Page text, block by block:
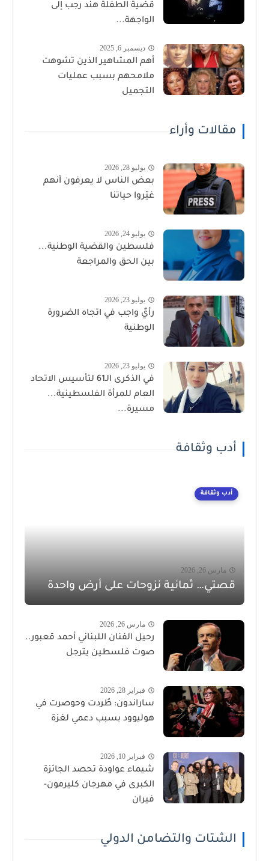
قضية الطفلة هند رجب إلى
الواجهة...
ديسمبر 6, 2025
أهم المشاهير الذين تشوهت
ملامحهم بسبب عمليات
التجميل
مقالات وأراء
يوليو 28, 2026
بعض الناس لا يعرفون أنهم
غيّروا حياتنا
يوليو 24, 2026
فلسطين والقضية الوطنية...
بين الحق والمراجعة
يوليو 23, 2026
رأيٌ واجب في اتجاه الضرورة
الوطنية
يوليو 23, 2026
في الذكرى الـ61 لتأسيس الاتحاد
العام للمرأة الفلسطينية...
مسيرة...
أدب وثقافة
أدب وثقافة
مارس 26, 2026
قصتي… ثمانية نزوحات على أرض واحدة
مارس 26, 2026
رحيل الفنان اللبناني أحمد قعبور..
صوت فلسطين يترجل
فبراير 28, 2026
ساراندون: طُردت وحوصرت في
هوليوود بسبب دعمي لغزة
فبراير 10, 2026
شيماء عواودة تحصد الجائزة
الكبرى في مهرجان كليرمون-
فيران
الشتات والتضامن الدولي